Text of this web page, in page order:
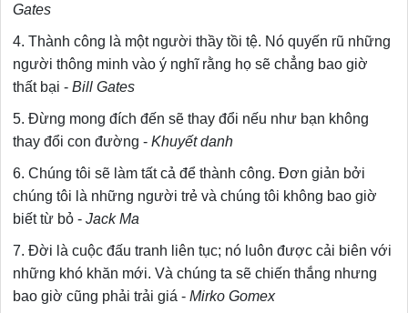
Gates
4. Thành công là một người thầy tồi tệ. Nó quyến rũ những
người thông minh vào ý nghĩ rằng họ sẽ chẳng bao giờ
thất bại -Bill Gates
5. Đừng mong đích đến sẽ thay đổi nếu như bạn không
thay đổi con đường -Khuyết danh
6. Chúng tôi sẽ làm tất cả để thành công. Đơn giản bởi
chúng tôi là những người trẻ và chúng tôi không bao giờ
biết từ bỏ -Jack Ma
7. Đời là cuộc đấu tranh liên tục; nó luôn được cải biên với
những khó khăn mới. Và chúng ta sẽ chiến thắng nhưng
bao giờ cũng phải trải giá -Mirko Gomex